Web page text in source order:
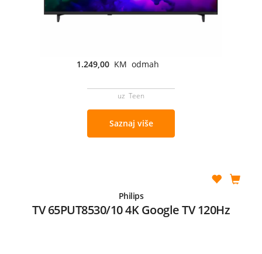
1.249,00 KM odmah
uz Teen
Saznaj više
Philips
TV 65PUT8530/10 4K Google TV 120Hz